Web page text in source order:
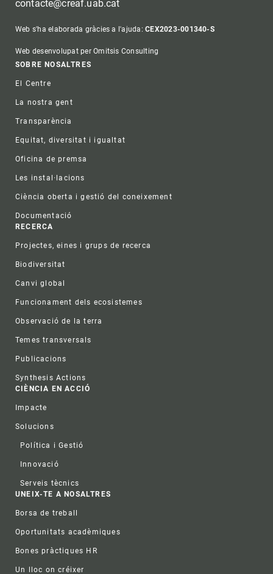
contacte@creaf.uab.cat
Web s'ha elaborada gràcies a l'ajuda:CEX2023-001340-S
Web desenvolupat per Omitsis Consulting
Footer
SOBRE NOSALTRES
El Centre
La nostra gent
Transparència
Equitat, diversitat i igualtat
Oficina de premsa
Les instal·lacions
Ciència oberta i gestió del coneixement
Documentació
RECERCA
Projectes, eines i grups de recerca
Biodiversitat
Canvi global
Funcionament dels ecosistemes
Observació de la terra
Temes transversals
Publicacions
Synthesis Actions
CIÈNCIA EN ACCIÓ
Impacte
Solucions
Política i Gestió
Innovació
Serveis tècnics
UNEIX-TE A NOSALTRES
Borsa de treball
Oportunitats acadèmiques
Bones pràctiques HR
Un lloc on créixer